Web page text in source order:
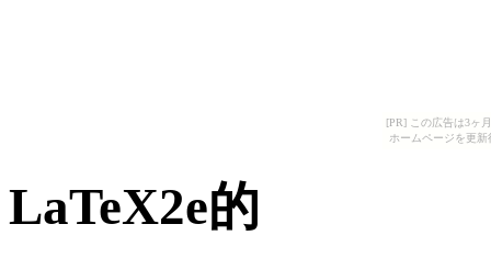
[PR] この広告は3ヶ
ホームページを更
LaTeX2e的